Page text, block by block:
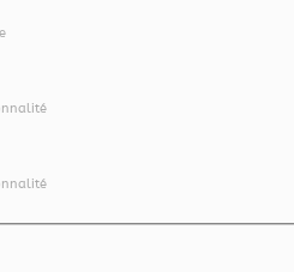
avez
la page que vous